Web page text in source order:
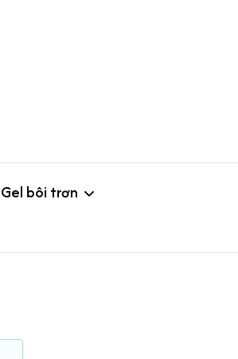
Gel bôi trơn
Gel tăng khoái cảm